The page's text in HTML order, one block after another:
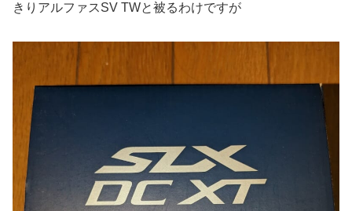
きりアルファスSV TWと被るわけですが